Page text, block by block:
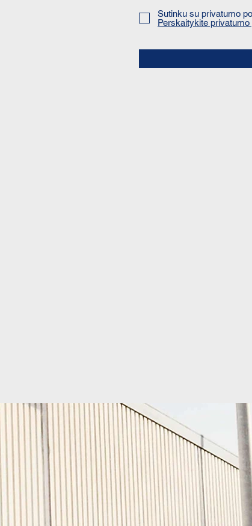
Sutinku su privatumo
Perskaitykite privatumo